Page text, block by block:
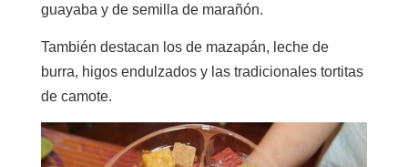
guayaba y de semilla de marañón.
También destacan los de mazapán, leche de
burra, higos endulzados y las tradicionales tortitas
de camote.